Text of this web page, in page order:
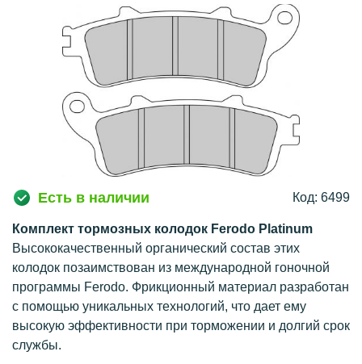
Есть в наличии Код: 6499
Комплект тормозных колодок Ferodo Platinum
Высококачественный органический состав этих
колодок позаимствован из международной гоночной
программы Ferodo. Фрикционный материал разработан
с помощью уникальных технологий, что дает ему
высокую эффективности при торможении и долгий срок
службы.